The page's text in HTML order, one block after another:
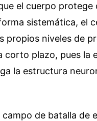
el cuerpo
sistemática, el
propios niveles de
corto plazo, pues la
la estructura
de batalla de